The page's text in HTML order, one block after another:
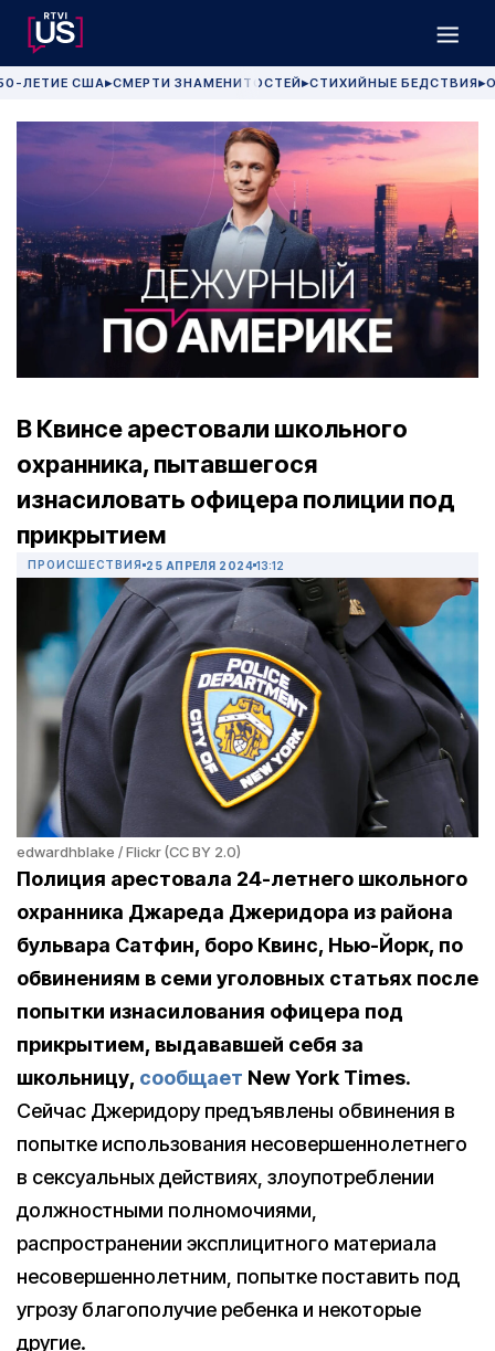
ЛЕТИЕ США▶СМЕРТИ ЗНАМЕНИТОСТЕЙ▶СТИХИЙНЫЕ БЕДСТВИЯ▶
В Квинсе арестовали школьного
охранника, пытавшегося
изнасиловать офицера полиции под
прикрытием
ПРОИСШЕСТВИЯ 25 АПРЕЛЯ 2024 13:12
edwardhblake / Flickr (CC BY 2.0)
Полиция арестовала 24-летнего школьного
охранника Джареда Джеридора из района
бульвара Сатфин, боро Квинс, Нью-Йорк, по
обвинениям в семи уголовных статьях после
попытки изнасилования офицера под
прикрытием, выдававшей себя за
школьницу, сообщает New York Times.
Сейчас Джеридору предъявлены обвинения в
попытке использования несовершеннолетнего
в сексуальных действиях, злоупотреблении
должностными полномочиями,
распространении эксплицитного материала
несовершеннолетним, попытке поставить под
угрозу благополучие ребенка и некоторые
другие.